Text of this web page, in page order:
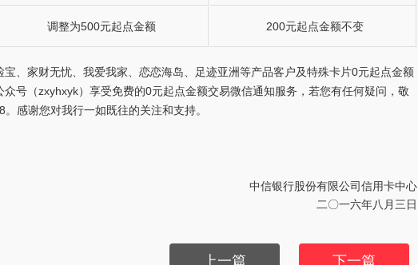
调整为500元起点金额 200元起点金额不变
宝、家财无忧、我爱我家、恋恋海岛、足迹亚洲等产品客户及特殊卡片0元起点金额
号（zxyhxyk）享受免费的0元起点金额交易微信通知服务，若您有任何疑问，敬
感谢您对我行一如既往的关注和支持。
中信银行股份有限公司信用卡中心
二〇一六年八月三日
下一篇
上一篇